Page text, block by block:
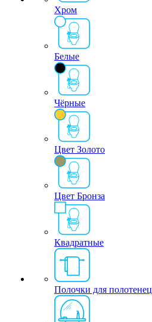
Хром
Белые
Чёрные
Цвет Золото
Цвет Бронза
Квадратные
Полочки для полотенец